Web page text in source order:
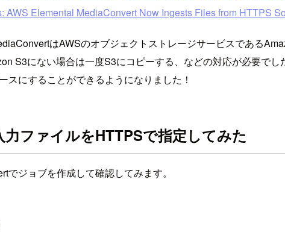
AWS Elemental MediaConvert Now Ingests Files from HTTPS
はAWSのオブジェクトストレージサービスである
S3にない場合は一度S3にコピーする、などの対応が必要
スにすることができるようになりました！
ファイルをHTTPSで指定してみた
でジョブを作成して確認してみます。